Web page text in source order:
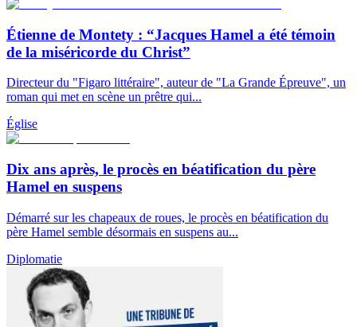
Étienne de Montety : “Jacques Hamel a été témoin
de la miséricorde du Christ”
Directeur du "Figaro littéraire", auteur de "La Grande Épreuve", un
roman qui met en scène un prêtre qui...
Église
Dix ans après, le procès en béatification du père
Hamel en suspens
Démarré sur les chapeaux de roues, le procès en béatification du
père Hamel semble désormais en suspens au...
Diplomatie